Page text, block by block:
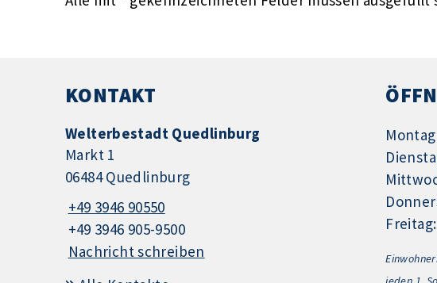
KONTAKT
Welterbestadt Quedlinburg
Markt 1
06484 Quedlinburg
+49 3946 90550
+49 3946 905-9500
Nachricht schreiben